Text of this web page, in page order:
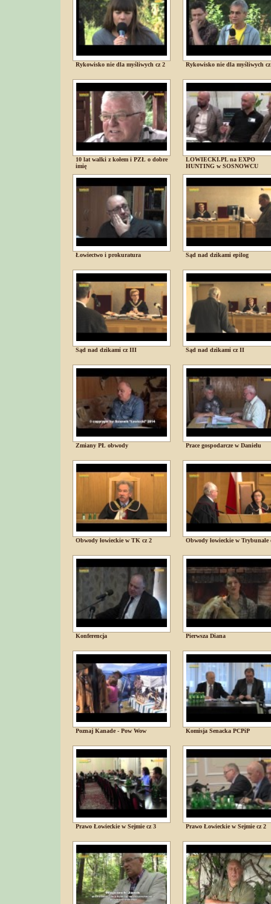
Rykowisko nie dla myśliwych cz 2 Rykowisko nie dla myśliwych
10 lat walki z kołem i PZŁ o dobre
imię
LOWIECKI.PL na EXPO
HUNTING w SOSNOWCU
Łowiectwo i prokuratura Sąd nad dzikami epilog
Sąd nad dzikami cz III Sąd nad dzikami cz II
Zmiany PŁ obwody Prace gospodarcze w Danielu
Obwody łowieckie w TK cz 2 Obwody łowieckie w Trybunale
Konferencja Pierwsza Diana
Poznaj Kanade - Pow Wow Komisja Senacka PCPiP
Prawo Łowieckie w Sejmie cz 3 Prawo Łowieckie w Sejmie cz 2